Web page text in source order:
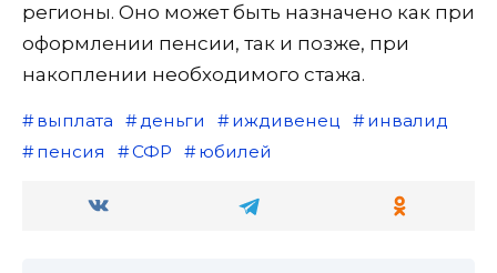
регионы. Оно может быть назначено как при
оформлении пенсии, так и позже, при
накоплении необходимого стажа.
выплата деньги иждивенец
инвалид
пенсия
СФР юбилей